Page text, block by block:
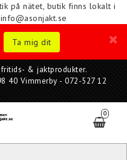
på nätet, butik finns lokalt i
Ta mig dit
& jaktprodukter.
40 Vimmerby - 072-527 12
0